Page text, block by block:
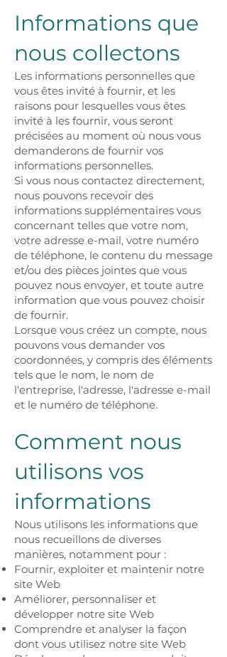
Informations que
nous collectons
Les informations personnelles que
vous êtes invité à fournir, et les
raisons pour lesquelles vous êtes
invité à les fournir, vous seront
précisées au moment où nous vous
demanderons de fournir vos
informations personnelles.
Si vous nous contactez directement,
nous pouvons recevoir des
informations supplémentaires vous
concernant telles que votre nom,
votre adresse e-mail, votre numéro
de téléphone, le contenu du message
et/ou des pièces jointes que vous
pouvez nous envoyer, et toute autre
information que vous pouvez choisir
de fournir.
Lorsque vous créez un compte, nous
pouvons vous demander vos
coordonnées, y compris des éléments
tels que le nom, le nom de
l'entreprise, l'adresse, l'adresse e-mail
et le numéro de téléphone.
Comment nous
utilisons vos
informations
Nous utilisons les informations que
nous recueillons de diverses
manières, notamment pour :
Fournir, exploiter et maintenir notre
site Web
Améliorer, personnaliser et
développer notre site Web
Comprendre et analyser la façon
dont vous utilisez notre site Web